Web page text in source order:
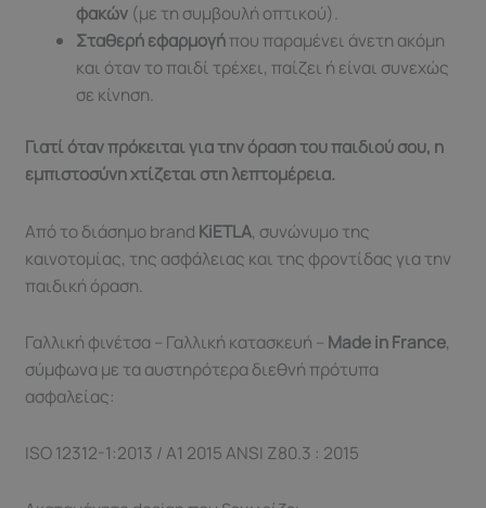
φακών(με τη συμβουλή οπτικού).
Σταθερή εφαρμογήπου παραμένει άνετη ακόμη
και όταν το παιδί τρέχει, παίζει ή είναι συνεχώς
σε κίνηση.
Γιατί όταν πρόκειται για την όραση του παιδιού σου, η
εμπιστοσύνη χτίζεται στη λεπτομέρεια.
Από το διάσημο brand KiETLA, συνώνυμο της
καινοτομίας, της ασφάλειας και της φροντίδας για την
παιδική όραση.
Γαλλική φινέτσα – Γαλλική κατασκευή – Made in France,
σύμφωνα με τα αυστηρότερα διεθνή πρότυπα
ασφαλείας:
ISO 12312-1:2013 / A1 2015 ANSI Z80.3 : 2015